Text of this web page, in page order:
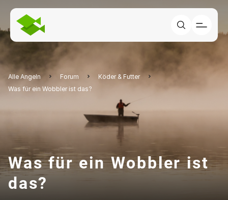
Alle Angeln Forum
Köder & Futter
Was für ein Wobbler ist das?
Was für ein Wobbler ist
das?